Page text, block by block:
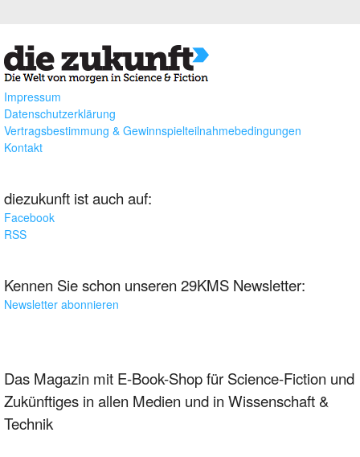
Impressum
Datenschutzerklärung
Vertragsbestimmung & Gewinnspielteilnahmebedingungen
Kontakt
diezukunft ist auch auf:
Facebook
RSS
Kennen Sie schon unseren 29KMS Newsletter:
Newsletter abonnieren
Das Magazin mit E-Book-Shop für Science-Fiction und
Zukünftiges in allen Medien und in Wissenschaft &
Technik